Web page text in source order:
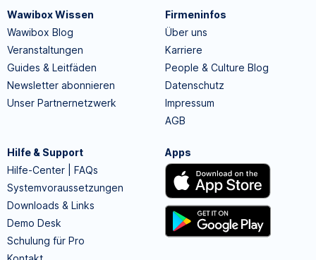
Wawibox Wissen
Wawibox Blog
Veranstaltungen
Guides & Leitfäden
Newsletter abonnieren
Unser Partnernetzwerk
Firmeninfos
Über uns
Karriere
People & Culture Blog
Datenschutz
Impressum
AGB
Hilfe & Support
Hilfe-Center | FAQs
Systemvoraussetzungen
Downloads & Links
Demo Desk
Schulung für Pro
Apps